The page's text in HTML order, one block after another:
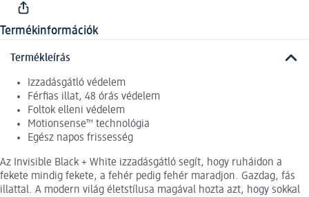
Termékinformációk
Termékleírás
Izzadásgátló védelem
Férfias illat, 48 órás védelem
Foltok elleni védelem
Motionsense™ technológia
Egész napos frissesség
Az Invisible Black + White izzadásgátló segít, hogy ruháidon a
fekete mindig fekete, a fehér pedig fehér maradjon. Gazdag, fás
illattal. A modern világ életstílusa magával hozta azt, hogy sokkal